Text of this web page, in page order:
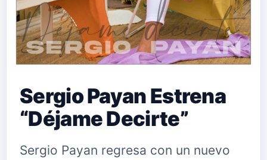
Sergio Payan Estrena
“Déjame Decirte”
Sergio Payan regresa con un nuevo